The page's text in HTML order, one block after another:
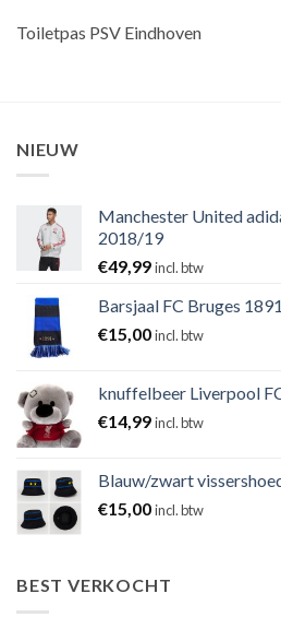
Toiletpas PSV Eindhoven
NIEUW
Manchester United
2018/19
€49,99incl. btw
Barsjaal FC Bruges
€15,00incl. btw
knuffelbeer Liverpool
€14,99incl. btw
Blauw/zwart
€15,00incl. btw
BEST VERKOCHT